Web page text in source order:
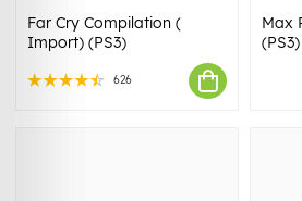
Far Cry Compilation (
Import) (PS3)
626
Max
(PS3)